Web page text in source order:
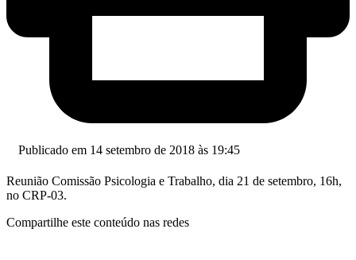
Publicado em 14 setembro de 2018 às 19:45
Reunião Comissão Psicologia e Trabalho, dia 21 de setembro, 16h,
no CRP-03.
Compartilhe este conteúdo nas redes